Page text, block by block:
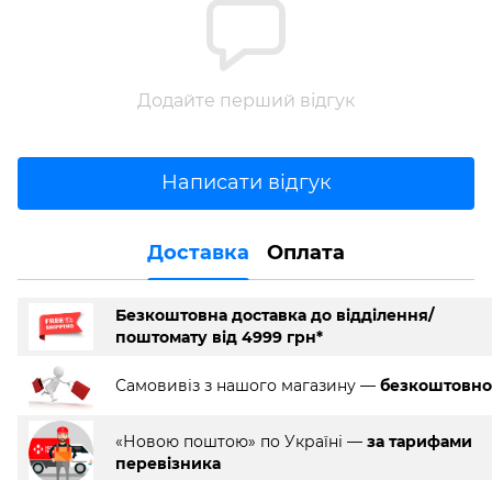
Додайте перший відгук
Написати відгук
Доставка Оплата
Безкоштовна доставка до відділення/
поштомату від 4999 грн*
Самовивіз з нашого магазину — безкоштовно
«Новою поштою» по Україні — за тарифами
перевізника